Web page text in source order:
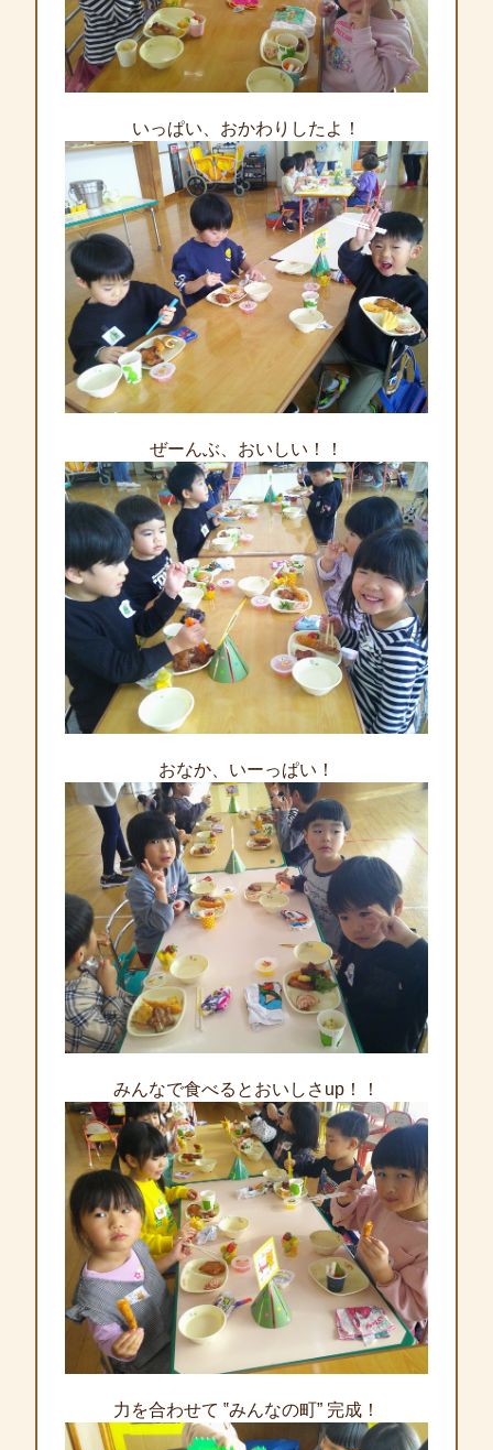
いっぱい、おかわりしたよ！
ぜーんぶ、おいしい！！
おなか、いーっぱい！
みんなで食べるとおいしさup！！
力を合わせて ‟みんなの町” 完成！